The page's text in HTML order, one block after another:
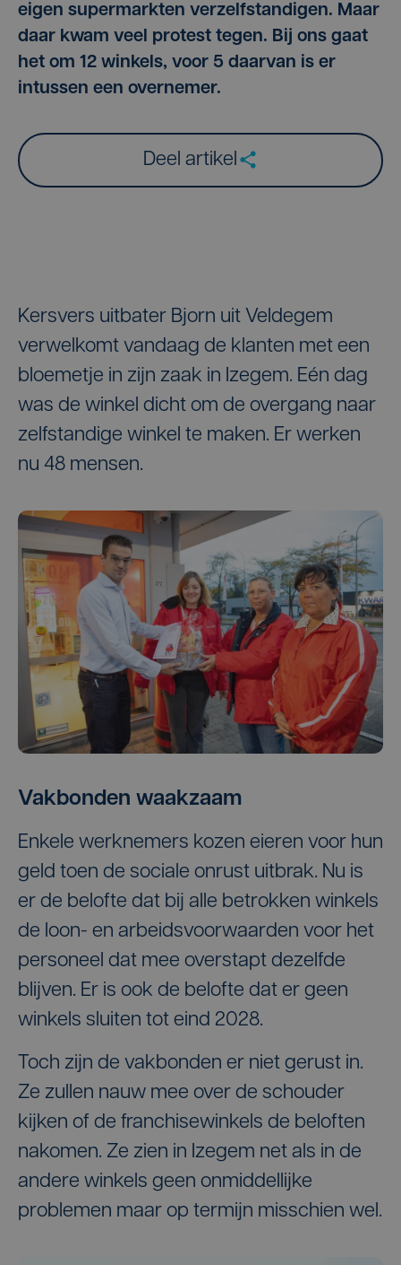
eigen supermarkten verzelfstandigen. Maar
daar kwam veel protest tegen. Bij ons gaat
het om 12 winkels, voor 5 daarvan is er
intussen een overnemer.
Deel artikel
Kersvers uitbater Bjorn uit Veldegem
verwelkomt vandaag de klanten met een
bloemetje in zijn zaak in Izegem. Eén dag
was de winkel dicht om de overgang naar
zelfstandige winkel te maken. Er werken
nu 48 mensen.
Vakbonden waakzaam
Enkele werknemers kozen eieren voor hun
geld toen de sociale onrust uitbrak. Nu is
er de belofte dat bij alle betrokken winkels
de loon- en arbeidsvoorwaarden voor het
personeel dat mee overstapt dezelfde
blijven. Er is ook de belofte dat er geen
winkels sluiten tot eind 2028.
Toch zijn de vakbonden er niet gerust in.
Ze zullen nauw mee over de schouder
kijken of de franchisewinkels de beloften
nakomen. Ze zien in Izegem net als in de
andere winkels geen onmiddellijke
problemen maar op termijn misschien wel.